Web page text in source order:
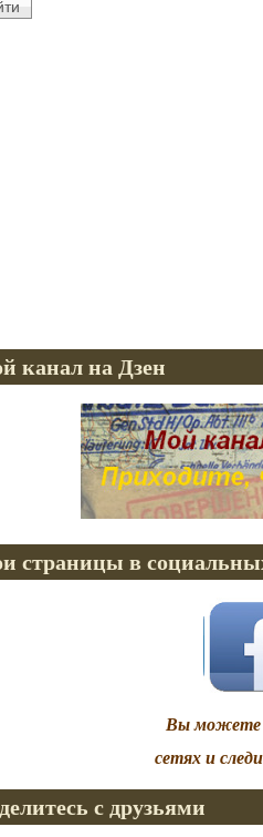
канал на Дзен
страницы в
Вы можете
сетях и
с друзьями